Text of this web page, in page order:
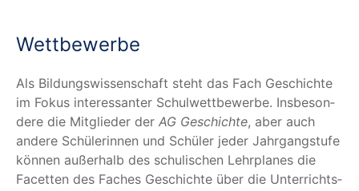
Wett­be­wer­be
Als Bil­dungs­wis­sen­schaft steht das Fach Geschich­te
im Fokus inter­es­san­ter Schul­wett­be­wer­be. Ins­be­son­
de­re die Mit­glie­der der AG Geschich­te, aber auch
ande­re Schü­le­rin­nen und Schü­ler jeder Jahr­gang­stu­fe
kön­nen außer­halb des schu­li­schen Lehr­pla­nes die
Facet­ten des Faches Geschich­te über die Unter­richts­